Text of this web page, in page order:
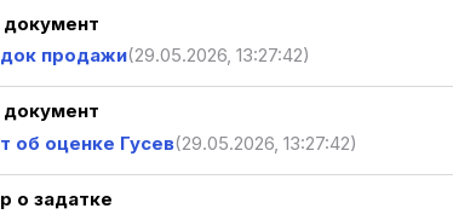
продажи(29.05.2026, 13:27:42)
об оценке Гусев(29.05.2026, 13:27:42)
о задатке